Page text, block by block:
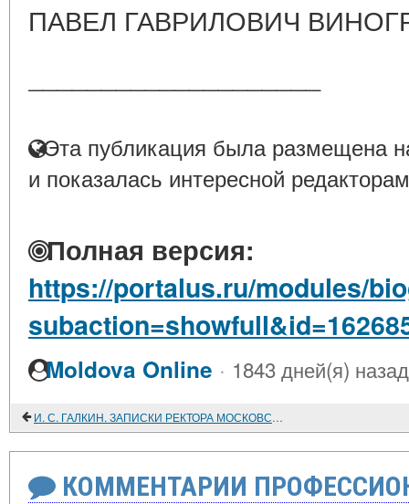
ПАВЕЛ ГАВРИЛОВИЧ
Эта публикация была размещена
и показалась интересной
Полная версия:
https://portalus.ru/modules/
Moldova Online · 1843 дней(я) назад
И. С. ГАЛКИН. ЗАПИСКИ РЕКТОРА МОСКОВСКОГО УНИВЕРСИТЕТА
КОММЕНТАРИИ